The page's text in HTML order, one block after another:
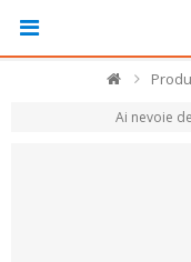
Ai nevoie